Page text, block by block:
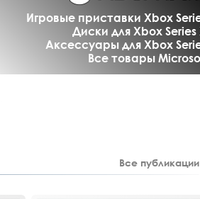
Игровые приставки Xbox
Диски для Xbox Series
Аксессуары для Xbox
Все товары
Все публикации